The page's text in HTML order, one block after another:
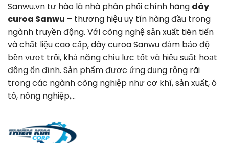
Sanwu.vn tự hào là nhà phân phối chính hãng dây
curoa Sanwu – thương hiệu uy tín hàng đầu trong
ngành truyền động. Với công nghệ sản xuất tiên tiến
và chất liệu cao cấp, dây curoa Sanwu đảm bảo độ
bền vượt trội, khả năng chịu lực tốt và hiệu suất hoạt
động ổn định. Sản phẩm được ứng dụng rộng rãi
trong các ngành công nghiệp như cơ khí, sản xuất, ô
tô, nông nghiệp,…